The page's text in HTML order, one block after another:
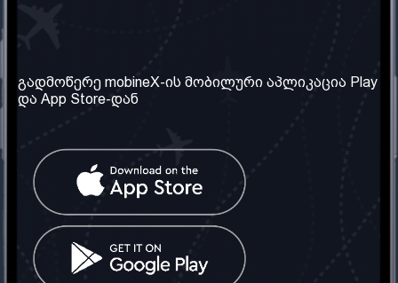
ჩვენ შესახებ
ჩვენი სერვისები
წესები და პირობები
კითხვები
კონტაქტი
საქართველო: თბილისი
ტელ: 032 2 04 00 50
სოციალური ქსელი
გადმოწერე mobineX-ის მობილური აპლიკაცია Play
და App Store-დან